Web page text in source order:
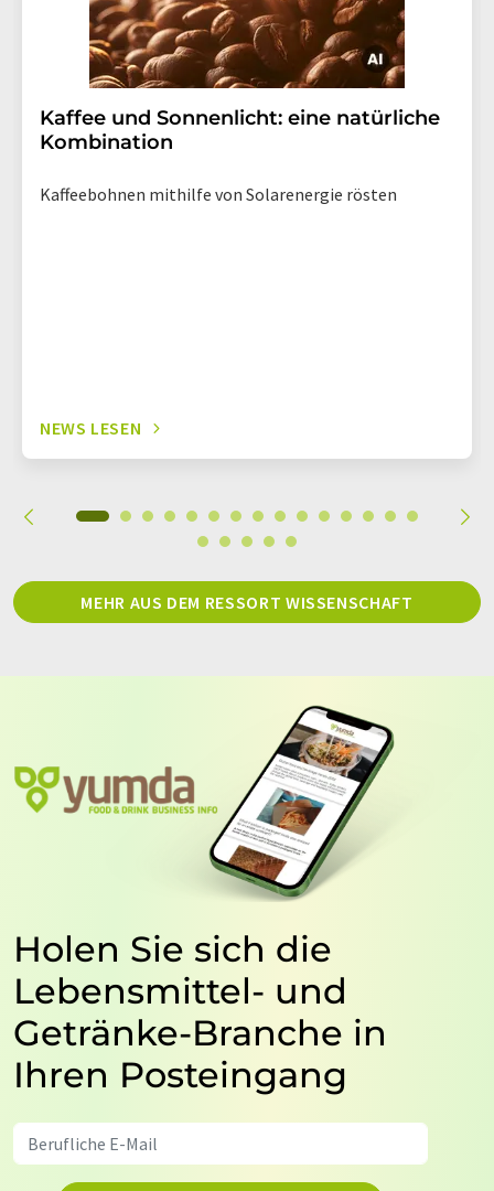
Kaffee und Sonnenlicht: eine natürliche
Kombination
Kaffeebohnen mithilfe von Solarenergie rösten
NEWS LESEN
MEHR AUS DEM RESSORT WISSENSCHAFT
Holen Sie sich die
Lebensmittel- und
Getränke-Branche in
Ihren Posteingang